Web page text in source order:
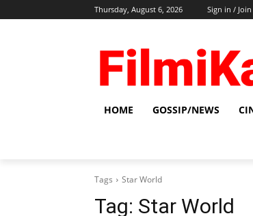
Thursday, August 6, 2026 Sign in / Join
HOME GOSSIP/NEWS
Tags Star World
Tag: Star World